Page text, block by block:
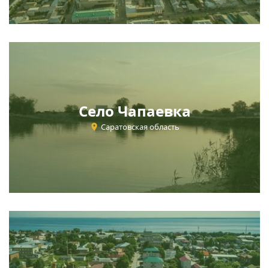
Село Чапаевка
Саратовская область